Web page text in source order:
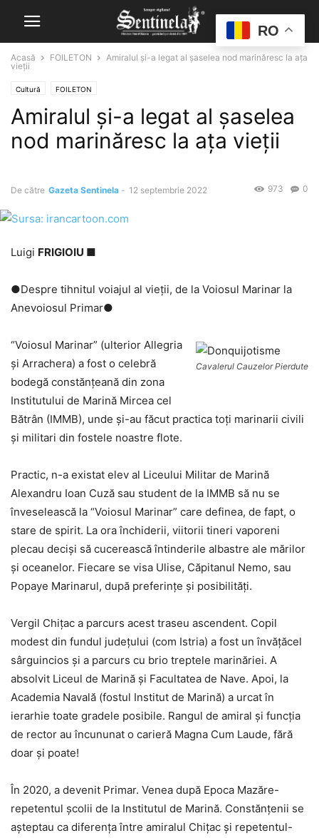
Acasă FOILETON
Amiralul şi-a legat al șaselea nod marinăresc la ața
vieții
Cultură FOILETON
Amiralul şi-a legat al șaselea
nod marinăresc la ața vieții
De către Gazeta Sentinela - 12 septembrie 2022 0
973
Luigi FRIGIOIU ■
●Despre tihnitul voiajul al vieţii, de la Voiosul Marinar la
Anevoiosul Primar●
Cavalerul Cauzelor Pierdute
“Voiosul Marinar” (ulterior Allegria
şi Arrachera) a fost o celebră
bodegă constănţeană din zona
Institutului de Marină Mircea cel
Bătrân (IMMB), unde şi-au făcut practica toţi marinarii civili
şi militari din fostele noastre flote.
Practic, n-a existat elev al Liceului Militar de Marină
Alexandru Ioan Cuză sau student de la IMMB să nu se
înveselească la “Voiosul Marinar” care definea, de fapt, o
stare de spirit. La ora închiderii, viitorii tineri vaporeni
plecau deciși să cucerească întinderile albastre ale mărilor
și oceanelor. Fiecare se visa Ulise, Căpitanul Nemo, sau
Popaye Marinarul, după preferințe și posibilități.
Vergil Chițac a parcurs acest traseu ascendent. Copil
modest din fundul județului (com Istria) a fost un învățăcel
sârguincios și a parcurs cu brio treptele marinăriei. A
absolvit Liceul de Marină și Facultatea de Nave. Apoi, la
Academia Navală (fostul Institut de Marină) a urcat în
ierarhie toate gradele posibile. Rangul de amiral și funcția
de rector au încununat o carieră Magna Cum Laude, fără
doar și poate!
În 2020, a devenit Primar. Venea după Epoca Mazăre-
repetentul şcolii de la Institutul de Marină. Constănțenii se
așteptau ca diferența între amiralul Chițac și repetentul-
RO